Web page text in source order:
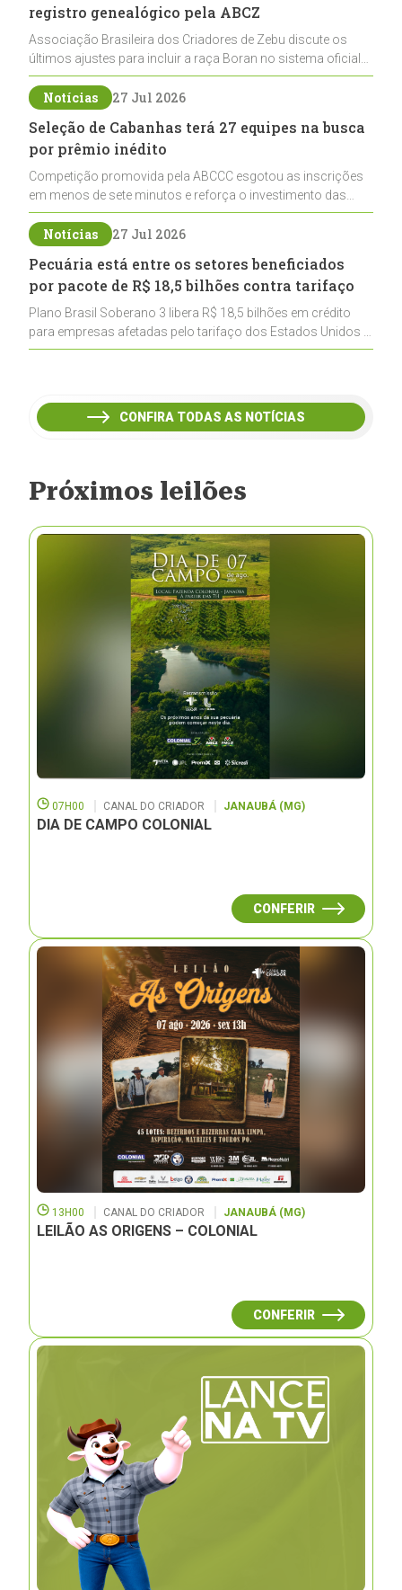
registro genealógico pela ABCZ
Associação Brasileira dos Criadores de Zebu discute os
últimos ajustes para incluir a raça Boran no sistema oficial
de registros, abrindo caminho para sua expansão na
pecuária nacional
Notícias 27 Jul 2026
Seleção de Cabanhas terá 27 equipes na busca
por prêmio inédito
Competição promovida pela ABCCC esgotou as inscrições
em menos de sete minutos e reforça o investimento das
cabanhas na seleção genética de Cavalos Crioulos voltados
ao laço
Notícias 27 Jul 2026
Pecuária está entre os setores beneficiados
por pacote de R$ 18,5 bilhões contra tarifaço
Plano Brasil Soberano 3 libera R$ 18,5 bilhões em crédito
para empresas afetadas pelo tarifaço dos Estados Unidos e
inclui a pecuária entre os setores estratégicos
CONFIRA TODAS AS NOTÍCIAS
Próximos leilões
07H00 CANAL DO CRIADOR JANAUBÁ (MG)
DIA DE CAMPO COLONIAL
CONFERIR
13H00 CANAL DO CRIADOR JANAUBÁ (MG)
LEILÃO AS ORIGENS – COLONIAL
CONFERIR